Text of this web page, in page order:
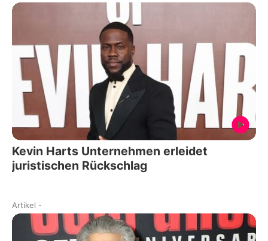
Kevin Harts Unternehmen erleidet
juristischen Rückschlag
Artikel -